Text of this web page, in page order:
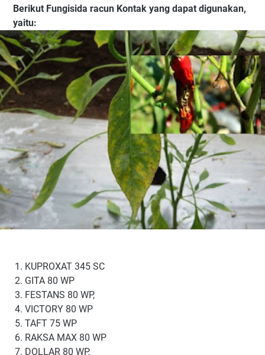
Berikut Fungisida racun Kontak yang dapat digunakan,
yaitu:
KUPROXAT 345 SC
GITA 80 WP
FESTANS 80 WP,
VICTORY 80 WP
TAFT 75 WP
RAKSA MAX 80 WP
DOLLAR 80 WP,